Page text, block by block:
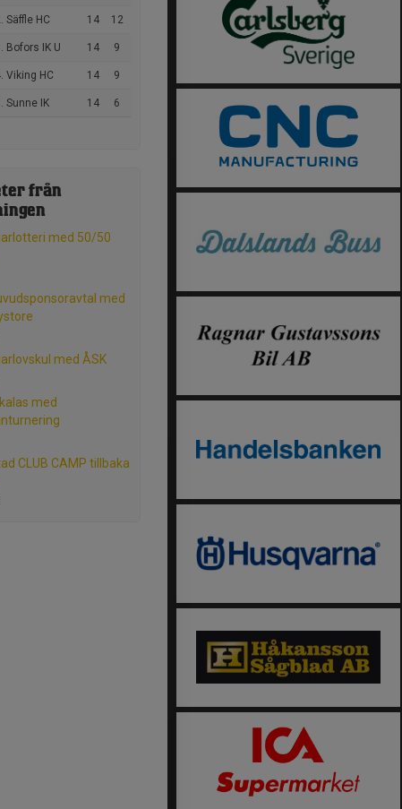
Säffle HC 14 12
Bofors IK U 14 9
Viking HC 14 9
Sunne IK 14 6
från
med 50/50
med
med ÅSK
med
CLUB CAMP tillbaka